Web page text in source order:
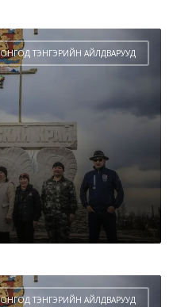
ОНГОД ТЭНГЭРИЙН АЙЛДВАРУУД
ОНГОД ТЭНГЭРИЙН АЙЛДВАРУУД